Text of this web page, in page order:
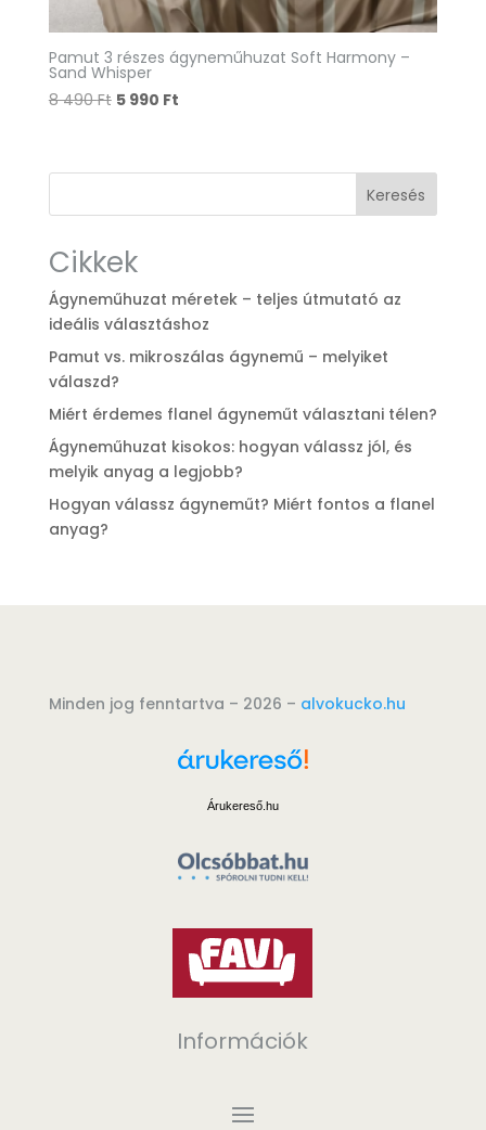
Pamut 3 részes ágyneműhuzat Soft Harmony –
Sand Whisper
8 490Ft Original
8
5 990 FtCurrent
5
Keresés
Cikkek
Ágyneműhuzat méretek – teljes útmutató az
ideális választáshoz
Pamut vs. mikroszálas ágynemű – melyiket
válaszd?
Miért érdemes flanel ágyneműt választani télen?
Ágyneműhuzat kisokos: hogyan válassz jól, és
melyik anyag a legjobb?
Hogyan válassz ágyneműt? Miért fontos a flanel
anyag?
Minden jog fenntartva – 2026 – alvokucko.hu
Árukereső.hu
Információk